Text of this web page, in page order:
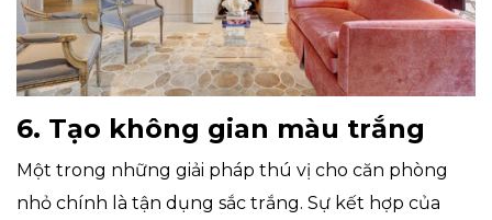
6. Tạo không gian màu trắng
Một trong những giải pháp thú vị cho căn phòng
nhỏ chính là tận dụng sắc trắng. Sự kết hợp của